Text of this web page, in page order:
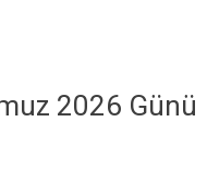
2026 Günü